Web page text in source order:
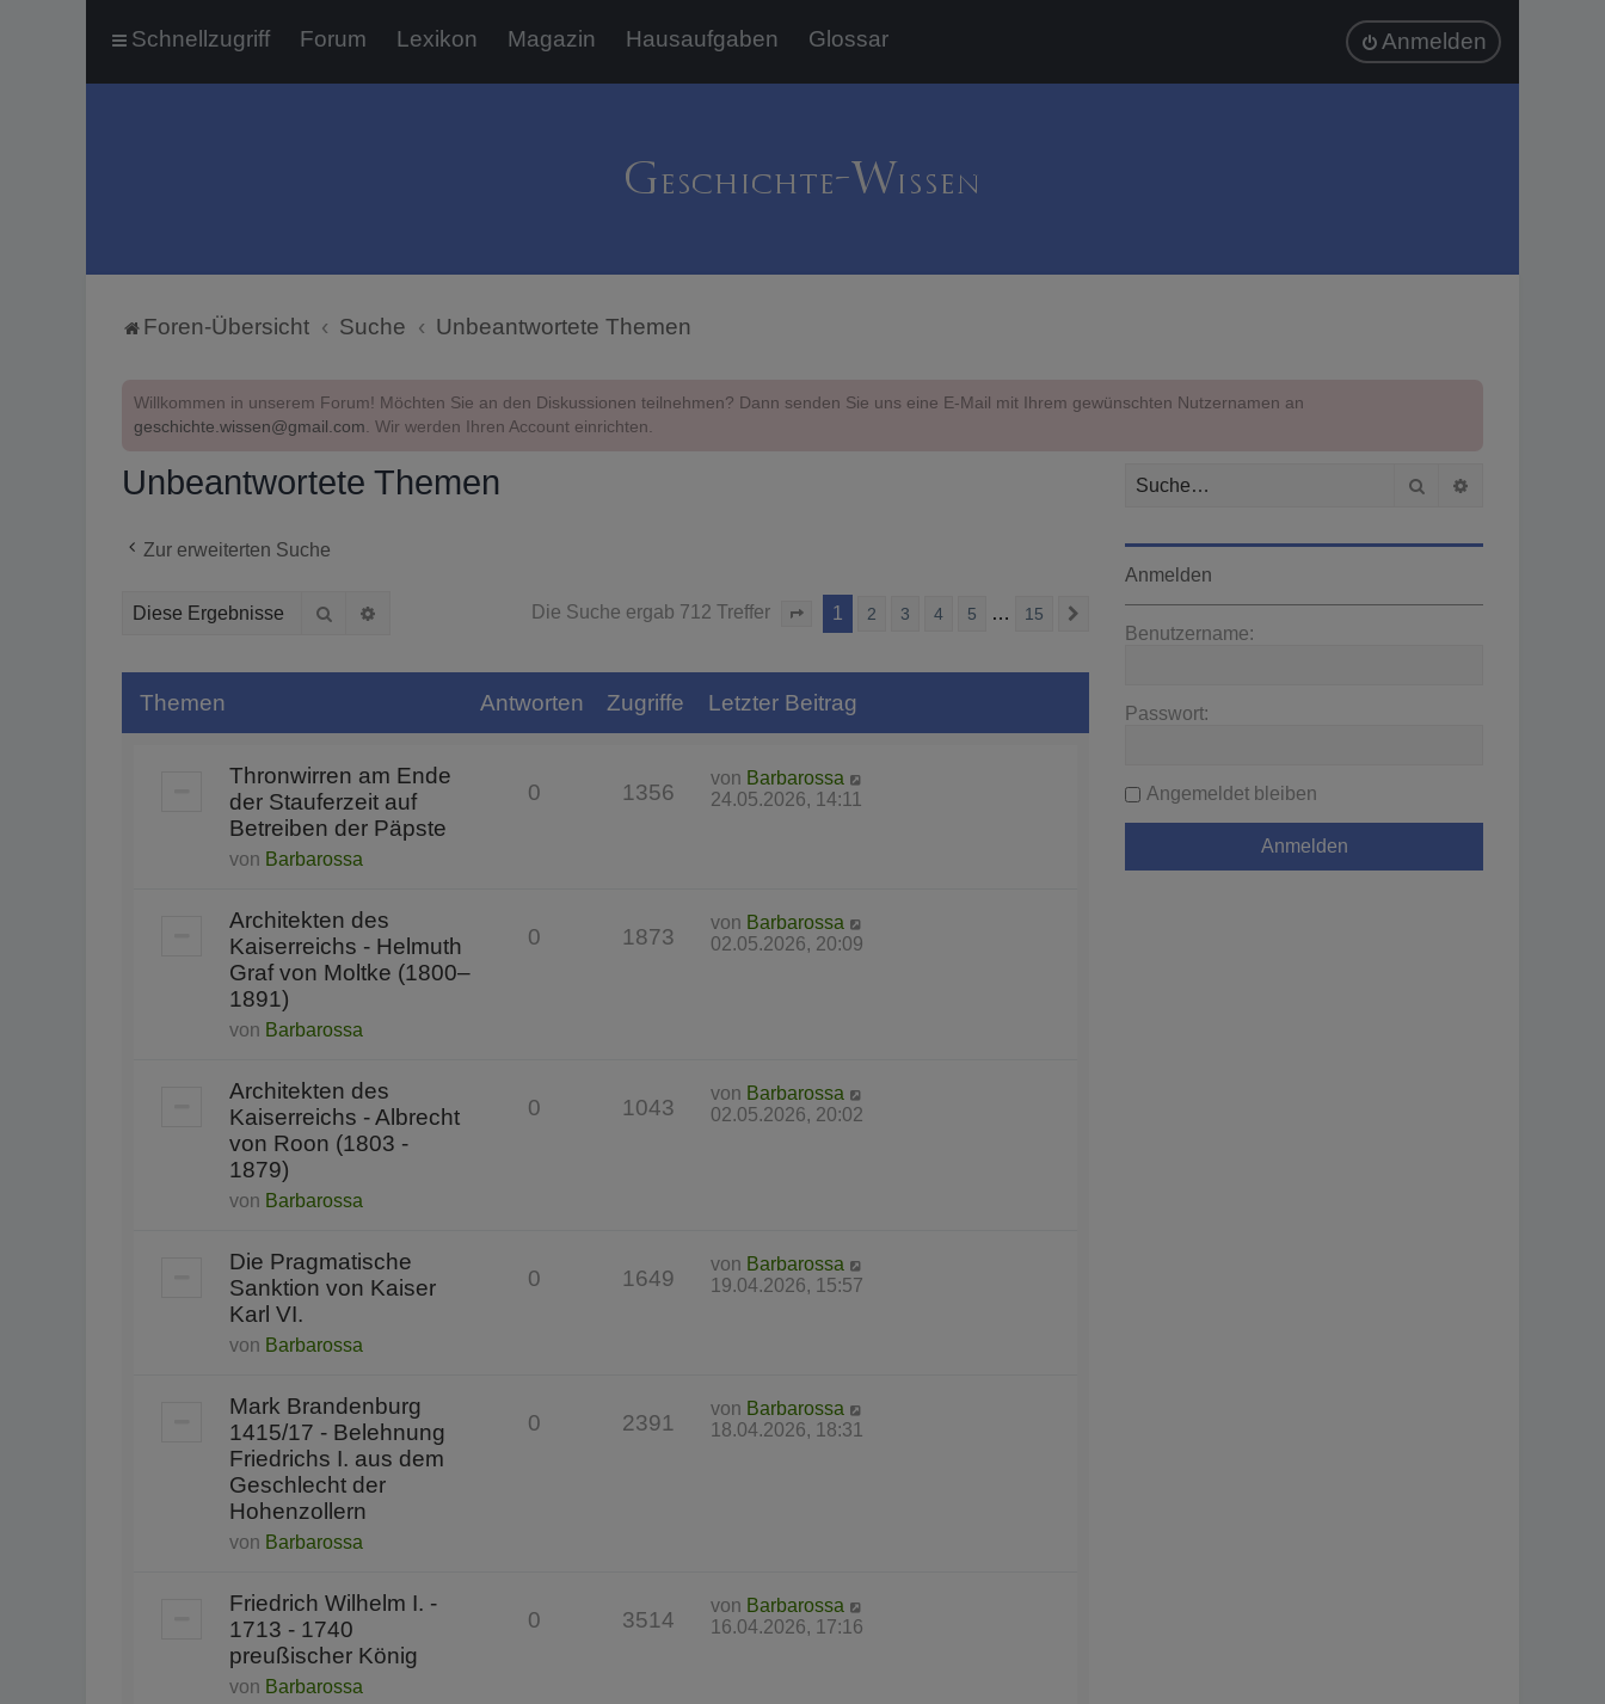
Schnellzugriff Forum Lexikon Magazin Hausaufgaben Glossar Anmelden
Foren-Übersicht Suche Unbeantwortete Themen
Willkommen in unserem Forum! Möchten Sie an den Diskussionen teilnehmen? Dann senden Sie uns eine E-Mail mit Ihrem gewünschten Nutzernamen an
geschichte.wissen@gmail.com. Wir werden Ihren Account einrichten.
Unbeantwortete Themen
Zur erweiterten Suche
Suche Die Suche ergab 712 Treffer Seite von 15
1 2 3 4 5 … 15
Themen Antworten Zugriffe Letzter Beitrag
Thronwirren am Ende
der Stauferzeit auf
Betreiben der Päpste
von Barbarossa
0 1356
von Barbarossa
24.05.2026, 14:11
Architekten des
Kaiserreichs - Helmuth
Graf von Moltke (1800–
1891)
von Barbarossa
0 1873
von Barbarossa
02.05.2026, 20:09
Architekten des
Kaiserreichs - Albrecht
von Roon (1803 -
1879)
von Barbarossa
0 1043
von Barbarossa
02.05.2026, 20:02
Die Pragmatische
Sanktion von Kaiser
Karl VI.
von Barbarossa
0 1649
von Barbarossa
19.04.2026, 15:57
Mark Brandenburg
1415/17 - Belehnung
Friedrichs I. aus dem
Geschlecht der
Hohenzollern
von Barbarossa
0 2391
von Barbarossa
18.04.2026, 18:31
Friedrich Wilhelm I. -
1713 - 1740
preußischer König
von Barbarossa
0 3514
von Barbarossa
16.04.2026, 17:16
Suche
Anmelden
Benutzername:
Passwort:
Angemeldet bleiben